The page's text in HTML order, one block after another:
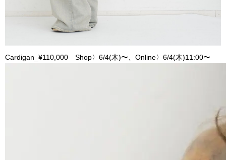
Cardigan_¥110,000 Shop〉6/4(木)〜、Online〉6/4(木)11:00〜